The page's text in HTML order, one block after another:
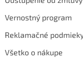
Vernostný program
Reklamačné
Všetko o nákupe